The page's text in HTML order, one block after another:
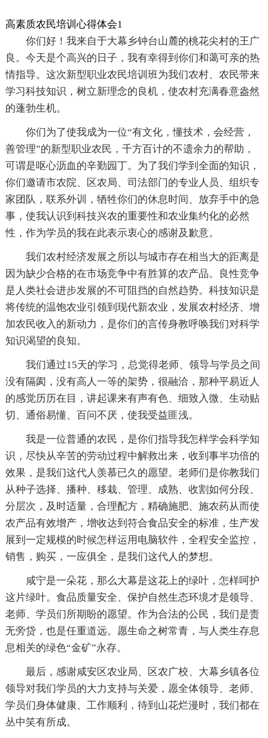
高素质农民培训心得体会1
你们好！我来自于大幕乡钟台山麓的桃花尖村的王广
良。今天是个高兴的日子，我有幸得到你们和蔼可亲的热
情指导。这次新型职业农民培训班为我们农村、农民带来
学习科技知识，树立新理念的良机，使农村充满春意盎然
的蓬勃生机。
你们为了使我成为一位“有文化，懂技术，会经营，
善管理”的新型职业农民，千方百计的不遗余力的帮助，
可谓是呕心沥血的辛勤园丁。为了我们学到全面的知识，
你们邀请市农院、区农局、司法部门的专业人员、组织专
家团队，联系外训，牺牲你们的休息时间、放弃手中的急
事，使我认识到科技兴农的重要性和农业集约化的必然
性，作为学员的我在此表示衷心的感谢及歉意。
我们农村经济发展之所以与城市存在相当大的距离是
因为缺少合格的在市场竞争中有胜算的农产品。良性竞争
是人类社会进步发展的不可阻挡的自然趋势。科技知识是
将传统的温饱农业引领到现代新农业，发展农村经济、增
加农民收入的新动力，是你们的言传身教呼唤我们对科学
知识渴望的良知。
我们通过15天的学习，总觉得老师、领导与学员之间
没有隔阂，没有高人一等的架势，很融洽，那种平易近人
的感觉历历在目，讲起课来有声有色、细致入微、生动贴
切、通俗易懂、百问不厌，使我受益匪浅。
我是一位普通的农民，是你们指导我怎样学会科学知
识，尽快从辛苦的劳动过程中解救出来，收到事半功倍的
效果，是我们这代人羡慕已久的愿望。老师们是你教我们
从种子选择、播种、移栽、管理、成熟、收割如何分段、
分层次，及时适量，合理配方，精确施肥、施农药从而使
农产品有效增产，增收达到符合食品安全的标准，生产发
展到一定规模的时候怎样运用电脑软件，全程安全监控，
销售，购买，一应俱全，是我们这代人的梦想。
咸宁是一朵花，那么大幕是这花上的绿叶，怎样呵护
这片绿叶。食品质量安全、保护自然生态环境才是领导、
老师、学员们所期盼的愿望。作为合法的公民，我们是责
无旁贷，也是任重道远。愿生命之树常青，与人类生存息
息相关的绿色“金矿”永存。
最后，感谢咸安区农业局、区农广校、大幕乡镇各位
领导对我们学员的大力支持与关爱，愿全体领导、老师、
学员们身体健康、工作顺利，待到山花烂漫时，我们都在
丛中笑有所成。